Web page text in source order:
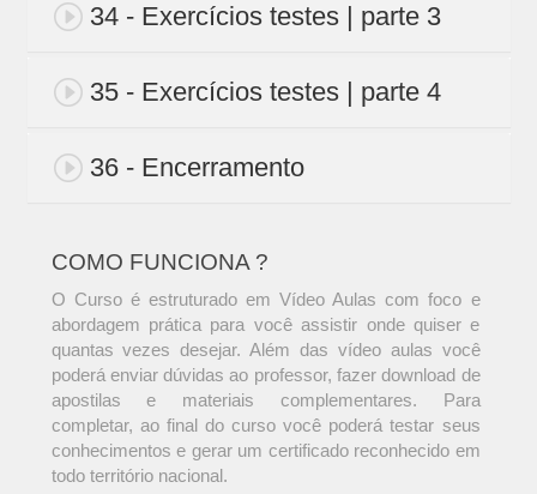
34 - Exercícios testes | parte 3
35 - Exercícios testes | parte 4
36 - Encerramento
COMO FUNCIONA ?
O Curso é estruturado em Vídeo Aulas com foco e
abordagem prática para você assistir onde quiser e
quantas vezes desejar. Além das vídeo aulas você
poderá enviar dúvidas ao professor, fazer download de
apostilas e materiais complementares. Para
completar, ao final do curso você poderá testar seus
conhecimentos e gerar um certificado reconhecido em
todo território nacional.